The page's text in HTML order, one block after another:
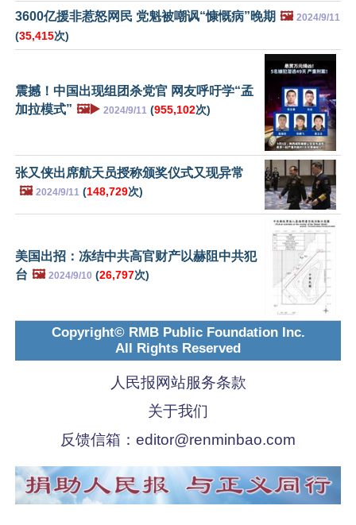
3600亿援非惹怒网民 党魁被嘲讽“慷慨病”晚期 🖼️ 2024/9/11
(35,415次)
震撼！中国出现组团杀党官 网友呼吁学“孟
加拉模式” 🖼️▶️ 2024/9/11 (955,102次)
张又侠出席航天员授称颁奖仪式又现异常
🖼️ 2024/9/11 (148,729次)
美国出招：冻结中共高官财产以赫阻中共犯
台 🖼️ 2024/9/10 (26,797次)
Copyright© RMB Public Foundation Inc.
All Rights Reserved
人民报网站服务条款
关于我们
反馈信箱： editor@renminbao.com